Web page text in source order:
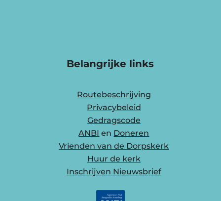
Belangrijke links
Routebeschrijving
Privacybeleid
Gedragscode
ANBI en Doneren
Vrienden van de Dorpskerk
Huur de kerk
Inschrijven Nieuwsbrief